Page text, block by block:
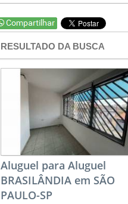
RESULTADO DA BUSCA
Aluguel para Aluguel
BRASILÂNDIA em SÃO
PAULO-SP